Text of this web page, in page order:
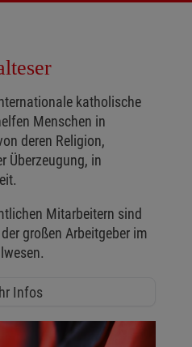
katholische
Menschen in
deren Religion,
Überzeugung, in
Mitarbeitern sind
großen Arbeitgeber im
Infos